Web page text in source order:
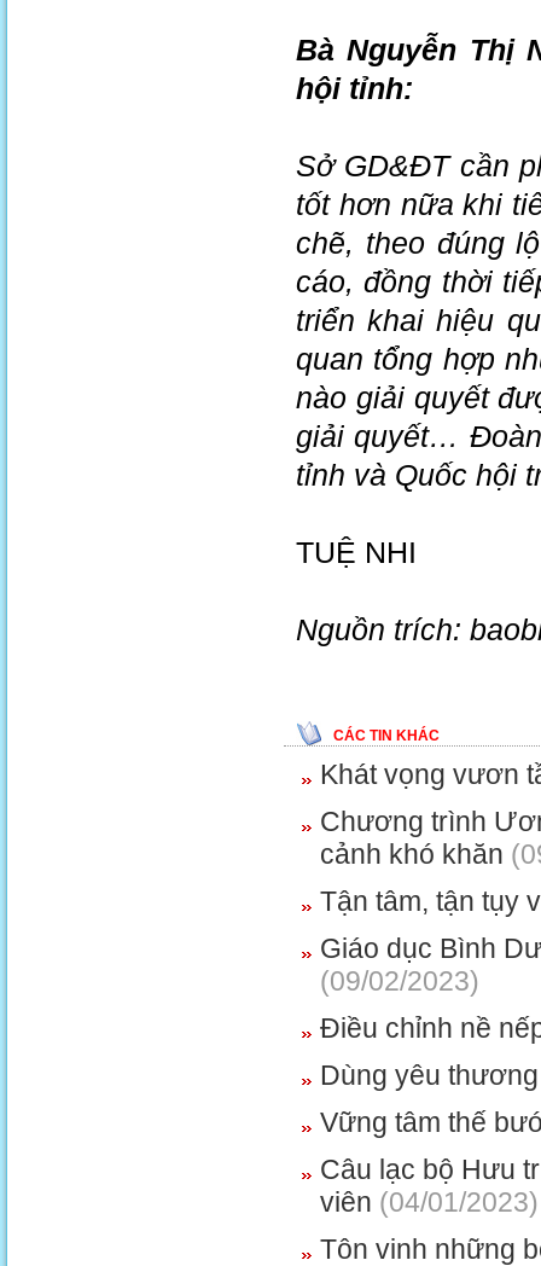
Bà Nguyễn Thị
hội tỉnh:
Sở GD&ĐT cần
tốt hơn nữa khi
chẽ, theo đúng
cáo, đồng thời
triển khai hiệu
quan tổng hợp
nào giải quyết
giải quyết…
tỉnh và Quốc hội
TUỆ NHI
Nguồn trích:
CÁC TIN KHÁC
Khát vọng vươn
Chương trình
cảnh khó khăn
Tận tâm, tận tụy
Giáo dục Bình
(09/02/2023)
Điều chỉnh nề
Dùng yêu
Vững tâm thế
Câu lạc bộ Hưu
viên (04/01/2023)
Tôn vinh những